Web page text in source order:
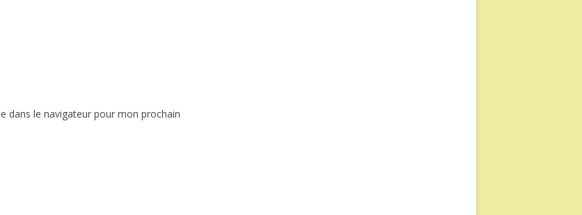
dans le navigateur pour mon prochain